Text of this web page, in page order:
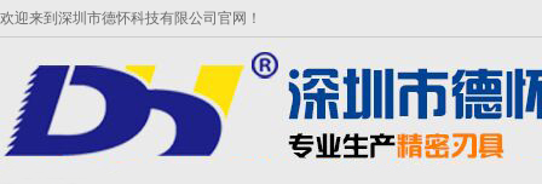
欢迎来到深圳市德怀科技有限公司官网！